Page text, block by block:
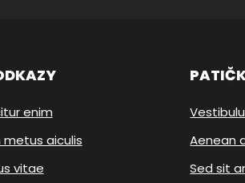
enim
aiculis
vitae
Aenean
Sed sit